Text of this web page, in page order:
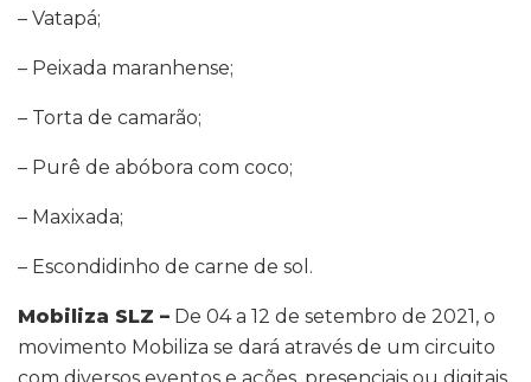
– Vatapá;
– Peixada maranhense;
– Torta de camarão;
– Purê de abóbora com coco;
– Maxixada;
– Escondidinho de carne de sol.
Mobiliza SLZ – De 04 a 12 de setembro de 2021, o
movimento Mobiliza se dará através de um circuito